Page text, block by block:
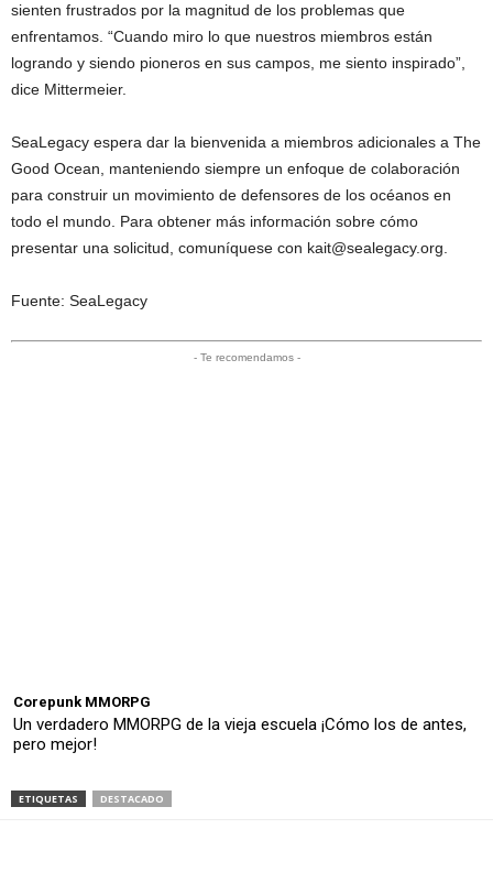
sienten frustrados por la magnitud de los problemas que
enfrentamos. “Cuando miro lo que nuestros miembros están
logrando y siendo pioneros en sus campos, me siento inspirado”,
dice Mittermeier.
SeaLegacy espera dar la bienvenida a miembros adicionales a The
Good Ocean, manteniendo siempre un enfoque de colaboración
para construir un movimiento de defensores de los océanos en
todo el mundo. Para obtener más información sobre cómo
presentar una solicitud, comuníquese con kait@sealegacy.org.
Fuente: SeaLegacy
- Te recomendamos -
Corepunk MMORPG
Un verdadero MMORPG de la vieja escuela ¡Cómo los de antes,
pero mejor!
ETIQUETAS DESTACADO